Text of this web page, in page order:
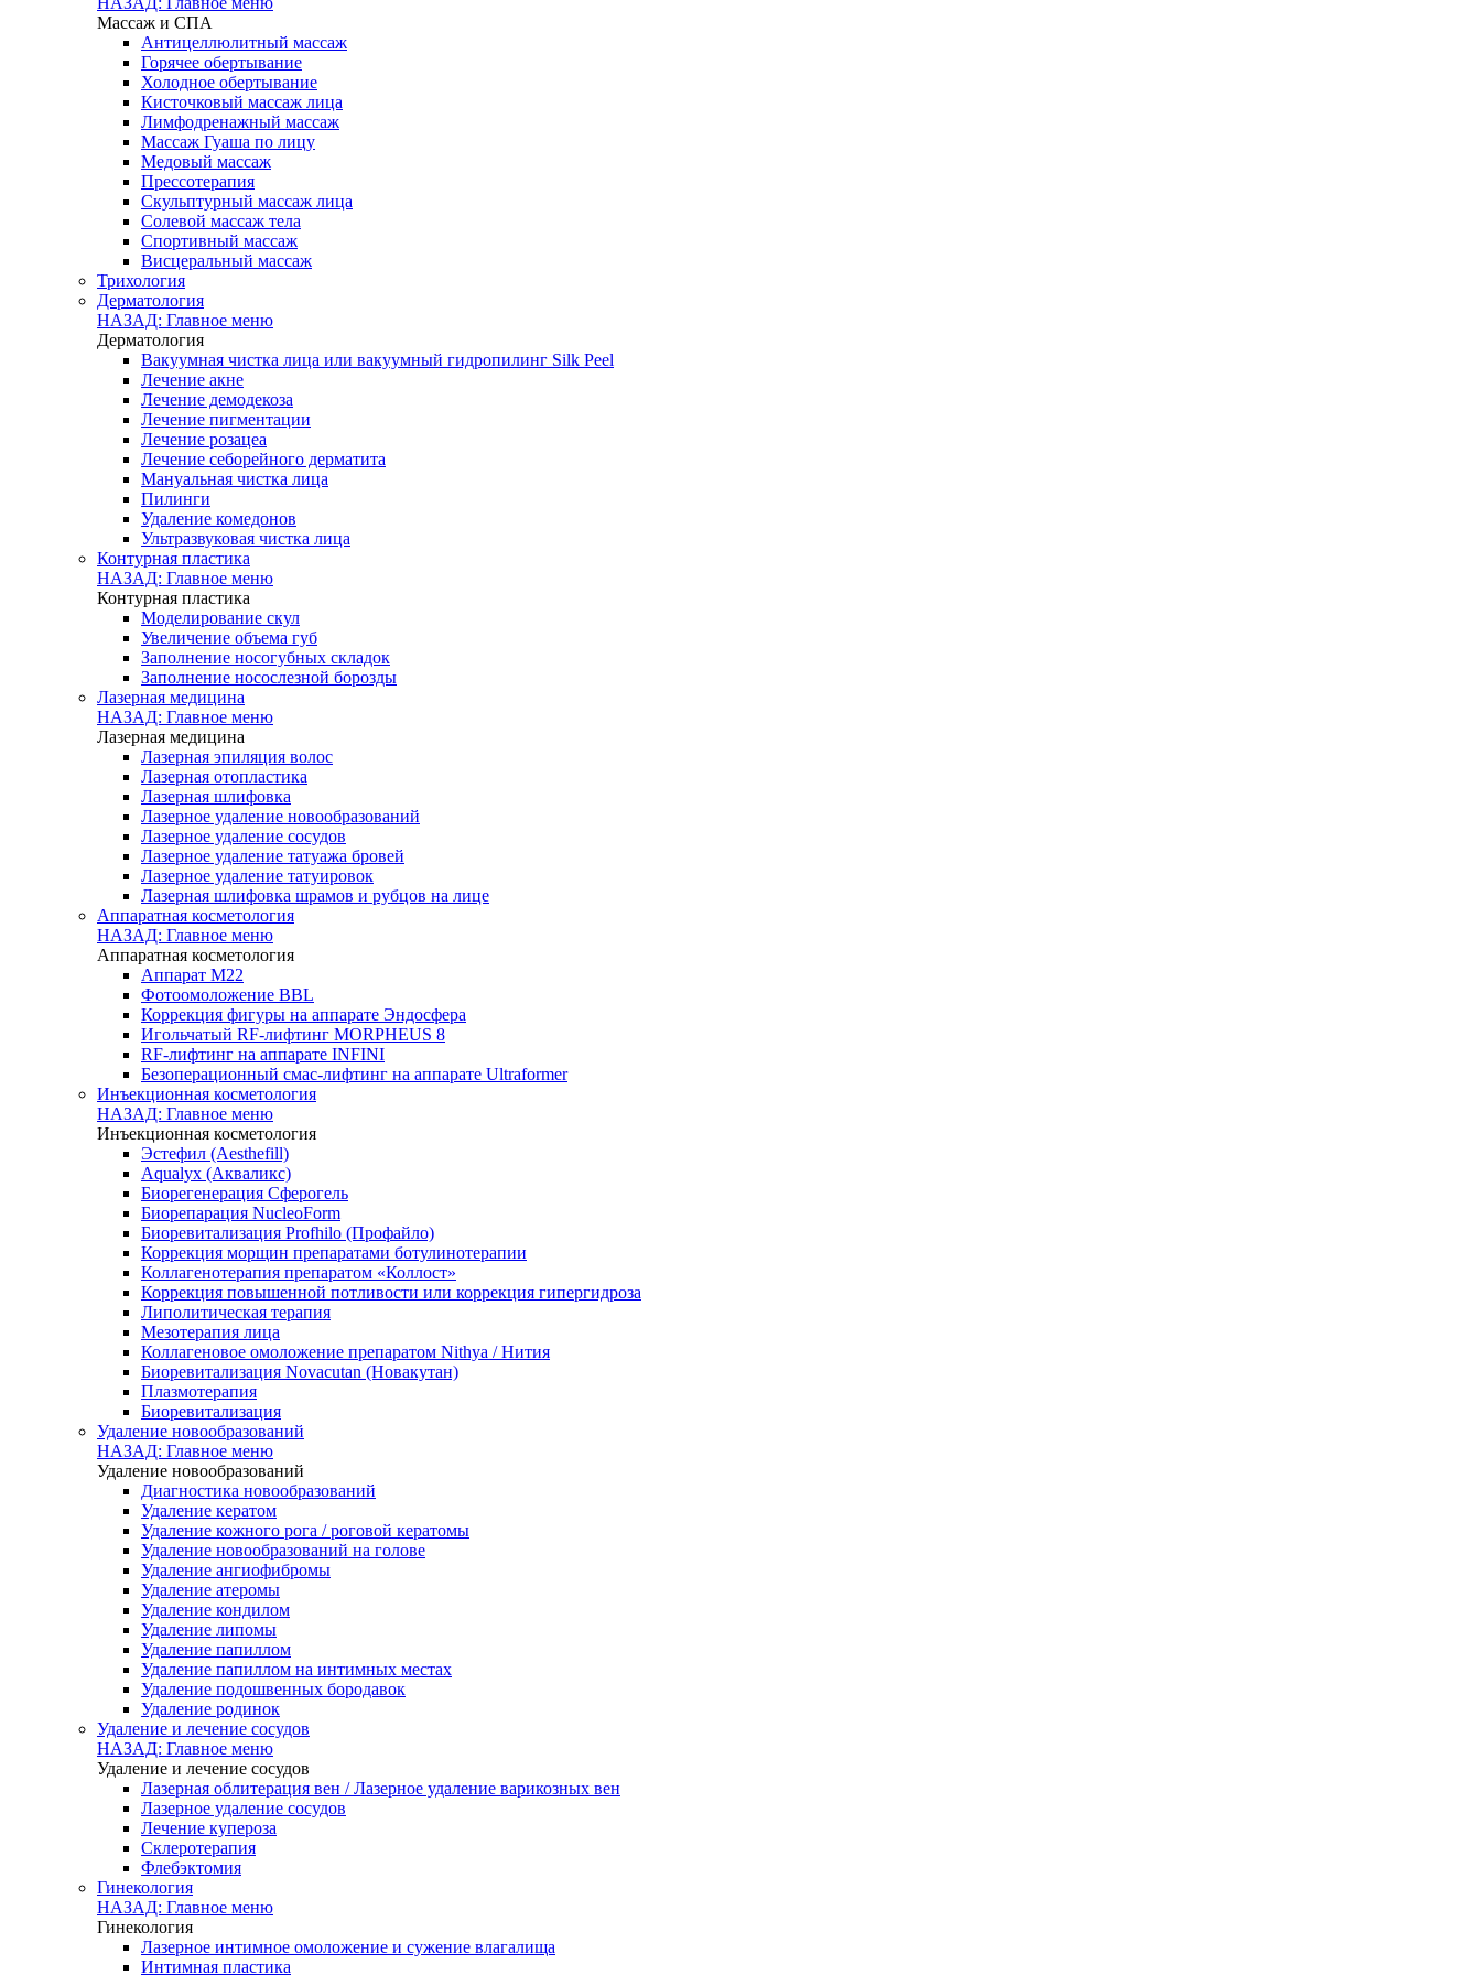
Массаж и СПА
Антицеллюлитный массаж
Горячее обертывание
Холодное обертывание
Кисточковый массаж лица
Лимфодренажный массаж
Массаж Гуаша по лицу
Медовый массаж
Прессотерапия
Скульптурный массаж лица
Солевой массаж тела
Спортивный массаж
Висцеральный массаж
Трихология
Дерматология
НАЗАД: Главное меню
Дерматология
Вакуумная чистка лица или вакуумный гидропилинг Silk Peel
Лечение акне
Лечение демодекоза
Лечение пигментации
Лечение розацеа
Лечение себорейного дерматита
Мануальная чистка лица
Пилинги
Удаление комедонов
Ультразвуковая чистка лица
Контурная пластика
НАЗАД: Главное меню
Контурная пластика
Моделирование скул
Увеличение объема губ
Заполнение носогубных складок
Заполнение носослезной борозды
Лазерная медицина
НАЗАД: Главное меню
Лазерная медицина
Лазерная эпиляция волос
Лазерная отопластика
Лазерная шлифовка
Лазерное удаление новообразований
Лазерное удаление сосудов
Лазерное удаление татуажа бровей
Лазерное удаление татуировок
Лазерная шлифовка шрамов и рубцов на лице
Аппаратная косметология
НАЗАД: Главное меню
Аппаратная косметология
Аппарат M22
Фотоомоложение BBL
Коррекция фигуры на аппарате Эндосфера
Игольчатый RF-лифтинг MORPHEUS 8
RF-лифтинг на аппарате INFINI
Безоперационный смас-лифтинг на аппарате Ultraformer
Инъекционная косметология
НАЗАД: Главное меню
Инъекционная косметология
Эстефил (Aesthefill)
Aqualyx (Акваликс)
Биорегенерация Сферогель
Биорепарация NucleoForm
Биоревитализация Profhilo (Профайло)
Коррекция морщин препаратами ботулинотерапии
Коллагенотерапия препаратом «Коллост»
Коррекция повышенной потливости или коррекция гипергидроза
Липолитическая терапия
Мезотерапия лица
Коллагеновое омоложение препаратом Nithya / Нития
Биоревитализация Novacutan (Новакутан)
Плазмотерапия
Биоревитализация
Удаление новообразований
НАЗАД: Главное меню
Удаление новообразований
Диагностика новообразований
Удаление кератом
Удаление кожного рога / роговой кератомы
Удаление новообразований на голове
Удаление ангиофибромы
Удаление атеромы
Удаление кондилом
Удаление липомы
Удаление папиллом
Удаление папиллом на интимных местах
Удаление подошвенных бородавок
Удаление родинок
Удаление и лечение сосудов
НАЗАД: Главное меню
Удаление и лечение сосудов
Лазерная облитерация вен / Лазерное удаление варикозных вен
Лазерное удаление сосудов
Лечение купероза
Склеротерапия
Флебэктомия
Гинекология
НАЗАД: Главное меню
Гинекология
Лазерное интимное омоложение и сужение влагалища
Интимная пластика